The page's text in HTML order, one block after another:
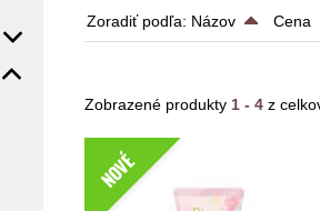
Zoradiť podľa: Názov Cena
Zobrazené produkty 1 - 4 z
NOVÉ